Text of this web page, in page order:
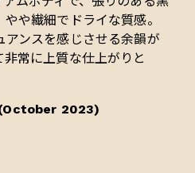
や繊細でドライな質感。
アンスを感じさせる余韻が
常に上質な仕上がりと
2023)